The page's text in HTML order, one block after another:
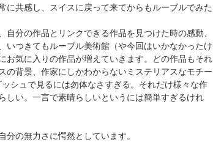
に共感し、スイスに戻って来てからもルーブルでみた
分の作品とリンクできる作品を見つけた時の感動、
いつきてもルーブル美術館（や今回はいかなかったけ
お気に入りの作品が増えていきます。どの作品もそれ
の背景、作家にしかわからないミステリアスなモチー
シュで見るには勿体なさすぎる。それだけ様々な作
しい。一言で素晴らしいというには簡単すぎるけれ
の無力さに愕然としています。